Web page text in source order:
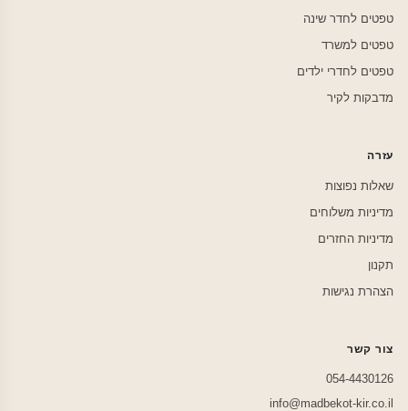
טפטים לחדר שינה
טפטים למשרד
טפטים לחדרי ילדים
מדבקות לקיר
עזרה
שאלות נפוצות
מדיניות משלוחים
מדיניות החזרים
תקנון
הצהרת נגישות
צור קשר
054-4430126
info@madbekot-kir.co.il